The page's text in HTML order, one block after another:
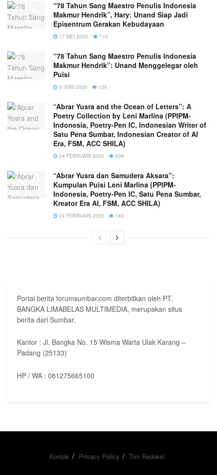
“78 Tahun Sang Maestro Penulis Indonesia
Makmur Hendrik”, Hary: Unand Siap Jadi
Episentrum Gerakan Kebudayaan
17 MEI 2025 170
“78 Tahun Sang Maestro Penulis Indonesia
Makmur Hendrik”: Unand Menggelegar oleh
Puisi
5 JUNI 2025 139
“Abrar Yusra and the Ocean of Letters”: A
Poetry Collection by Leni Marlina (PPIPM-
Indonesia, Poetry-Pen IC, Indonesian Writer of
Satu Pena Sumbar, Indonesian Creator of AI
Era, FSM, ACC SHILA)
24 FEBRUARI 2025 208
“Abrar Yusra dan Samudera Aksara”:
Kumpulan Puisi Leni Marlina (PPIPM-
Indonesia, Poetry-Pen IC, Satu Pena Sumbar,
Kreator Era AI, FSM, ACC SHILA)
24 FEBRUARI 2025 142
Portal berita forumsumbar.com diterbitkan oleh PT.
BANGKA LIMABELAS MULTIMEDIA, merupakan situs
berita dari Sumbar.
Kantor : Jl. Bangka No. 15 Wisma Warta Ulak Karang –
Padang (25133)
HP / WA : 081275665100
Kontak Privacy Policy Tim Redaksi